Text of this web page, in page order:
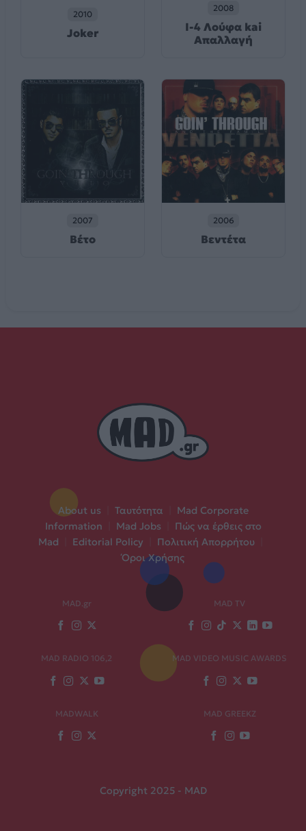
2010
Joker
2008
Ι-4 Λούφα kai
Απαλλαγή
2007
Βέτο
2006
Βεντέτα
About us Ταυτότητα
Mad Corporate
Information
Mad Jobs
Πώς να έρθεις στο
Mad
Editorial Policy Πολιτική Απορρήτου
Όροι Χρήσης
MAD.gr MAD TV
MAD RADIO 106,2 MAD VIDEO MUSIC AWARDS
MADWALK MAD GREEKZ
Copyright 2025 - MAD